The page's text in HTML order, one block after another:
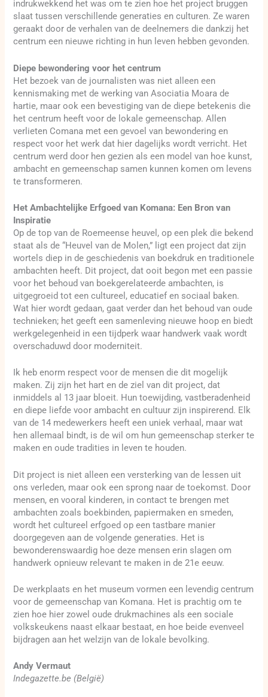
indrukwekkend het was om te zien hoe het project bruggen
slaat tussen verschillende generaties en culturen. Ze waren
geraakt door de verhalen van de deelnemers die dankzij het
centrum een nieuwe richting in hun leven hebben gevonden.
Diepe bewondering voor het centrum
Het bezoek van de journalisten was niet alleen een
kennismaking met de werking van Asociatia Moara de
hartie, maar ook een bevestiging van de diepe betekenis die
het centrum heeft voor de lokale gemeenschap. Allen
verlieten Comana met een gevoel van bewondering en
respect voor het werk dat hier dagelijks wordt verricht. Het
centrum werd door hen gezien als een model van hoe kunst,
ambacht en gemeenschap samen kunnen komen om levens
te transformeren.
Het Ambachtelijke Erfgoed van Komana: Een Bron van
Inspiratie
Op de top van de Roemeense heuvel, op een plek die bekend
staat als de “Heuvel van de Molen,” ligt een project dat zijn
wortels diep in de geschiedenis van boekdruk en traditionele
ambachten heeft. Dit project, dat ooit begon met een passie
voor het behoud van boekgerelateerde ambachten, is
uitgegroeid tot een cultureel, educatief en sociaal baken.
Wat hier wordt gedaan, gaat verder dan het behoud van oude
technieken; het geeft een samenleving nieuwe hoop en biedt
werkgelegenheid in een tijdperk waar handwerk vaak wordt
overschaduwd door moderniteit.
Ik heb enorm respect voor de mensen die dit mogelijk
maken. Zij zijn het hart en de ziel van dit project, dat
inmiddels al 13 jaar bloeit. Hun toewijding, vastberadenheid
en diepe liefde voor ambacht en cultuur zijn inspirerend. Elk
van de 14 medewerkers heeft een uniek verhaal, maar wat
hen allemaal bindt, is de wil om hun gemeenschap sterker te
maken en oude tradities in leven te houden.
Dit project is niet alleen een versterking van de lessen uit
ons verleden, maar ook een sprong naar de toekomst. Door
mensen, en vooral kinderen, in contact te brengen met
ambachten zoals boekbinden, papiermaken en smeden,
wordt het cultureel erfgoed op een tastbare manier
doorgegeven aan de volgende generaties. Het is
bewonderenswaardig hoe deze mensen erin slagen om
handwerk opnieuw relevant te maken in de 21e eeuw.
De werkplaats en het museum vormen een levendig centrum
voor de gemeenschap van Komana. Het is prachtig om te
zien hoe hier zowel oude drukmachines als een sociale
volkskeukens naast elkaar bestaat, en hoe beide evenveel
bijdragen aan het welzijn van de lokale bevolking.
Andy Vermaut
Indegazette.be (België)